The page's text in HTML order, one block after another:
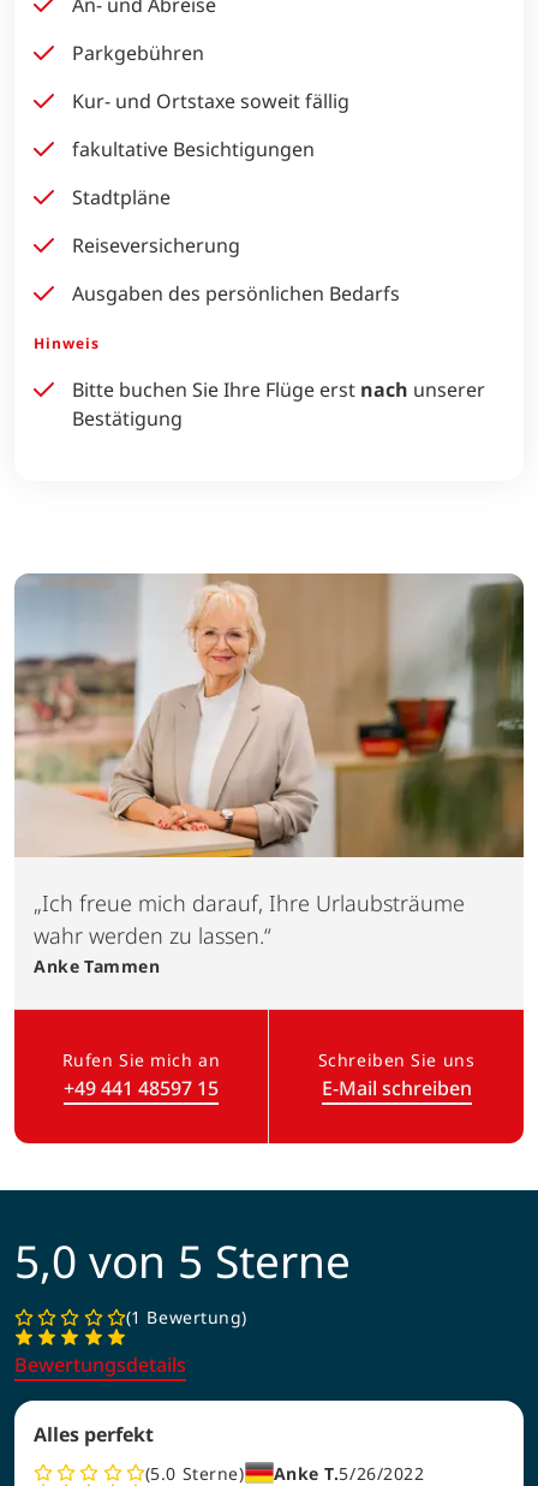
Parkgebühren
Kur- und Ortstaxe soweit fällig
fakultative Besichtigungen
Stadtpläne
Reiseversicherung
Ausgaben des persönlichen Bedarfs
Hinweis
Bitte buchen Sie Ihre Flüge erst nach unserer
Bestätigung
„Ich freue mich darauf, Ihre Urlaubsträume
wahr werden zu lassen.“
Anke Tammen
Rufen Sie mich an
+49 441 48597 15(Link öffnet in neuem Tab)
Schreiben Sie uns
E-Mail schreiben
5,0 von 5 Sterne
1 Bewertung
Bewertungsdetails
Alles perfekt
5.0 Sterne Anke T.5/26/2022